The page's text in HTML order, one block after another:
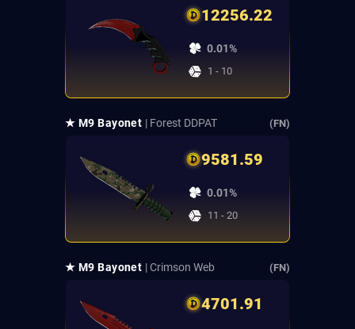
12256.22
0.01%
1 - 10
★ M9 Bayonet | Forest DDPAT (FN)
9581.59
0.01%
11 - 20
★ M9 Bayonet | Crimson Web (FN)
4701.91